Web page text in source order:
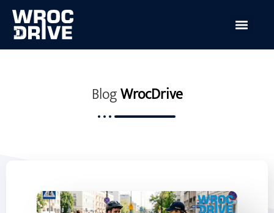
BlogWrocDrive